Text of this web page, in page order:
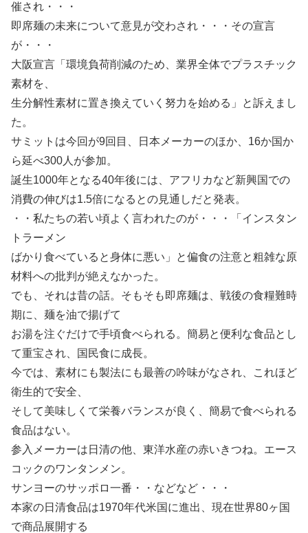
催され・・・
即席麺の未来について意見が交わされ・・・その宣言
が・・・
大阪宣言「環境負荷削減のため、業界全体でプラスチック
素材を、
生分解性素材に置き換えていく努力を始める」と訴えまし
た。
サミットは今回が9回目、日本メーカーのほか、16か国か
ら延べ300人が参加。
誕生1000年となる40年後には、アフリカなど新興国での
消費の伸びは1.5倍になるとの見通しだと発表。
・・私たちの若い頃よく言われたのが・・・「インスタン
トラーメン
ばかり食べていると身体に悪い」と偏食の注意と粗雑な原
材料への批判が絶えなかった。
でも、それは昔の話。そもそも即席麺は、戦後の食糧難時
期に、麺を油で揚げて
お湯を注ぐだけで手頃食べられる。簡易と便利な食品とし
て重宝され、国民食に成長。
今では、素材にも製法にも最善の吟味がなされ、これほど
衛生的で安全、
そして美味しくて栄養バランスが良く、簡易で食べられる
食品はない。
参入メーカーは日清の他、東洋水産の赤いきつね。エース
コックのワンタンメン。
サンヨーのサッポロ一番・・などなど・・・
本家の日清食品は1970年代米国に進出、現在世界80ヶ国
で商品展開する